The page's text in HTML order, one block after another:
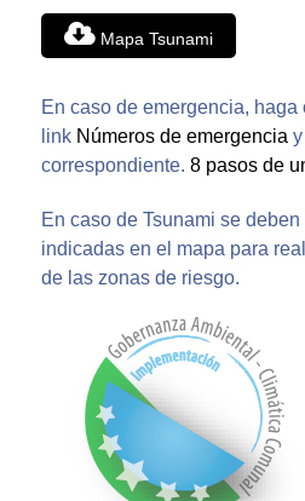
Mapa Tsunami
En caso de emergencia,
link Números de emergencia
correspondiente. 8 pasos de
En caso de Tsunami se
indicadas en el mapa para
de las zonas de riesgo.